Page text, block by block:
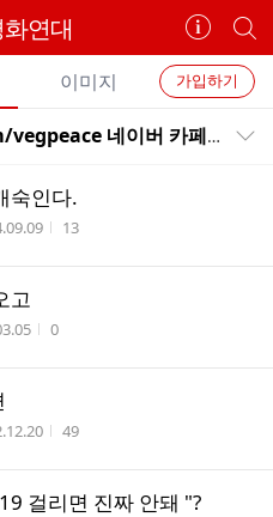
연대
카
페
정
보
보
기
개
별
카
페
검
가입하기
이미지
네이버 카페로 오십시오.
숙인다.
시간 조회수
13
고
간 조회수
0
시간 조회수
49
걸리면 진짜 안돼 "?